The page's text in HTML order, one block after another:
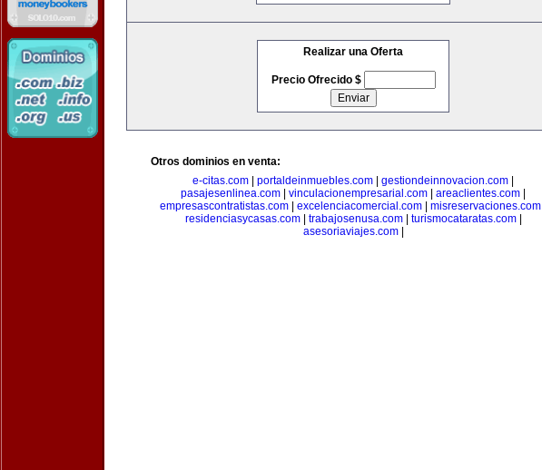
Realizar una Oferta
Precio Ofrecido $
Otros dominios en venta:
e-citas.com
portaldeinmuebles.com gestiondeinnovacion.com
pasajesenlinea.com
vinculacionempresarial.com areaclientes.com
empresascontratistas.com
excelenciacomercial.com misreservaciones.com
residenciasycasas.com| trabajosenusa.com| turismocataratas.com|
asesoriaviajes.com|